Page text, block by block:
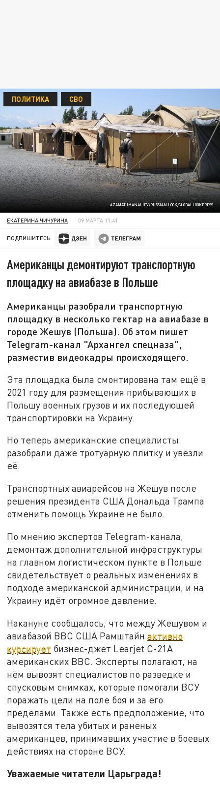
AZAMAT IMANALIEV/RUSSIAN LOOK/GLOBALLOOKPRESS
ПОЛИТИКА СВО
ЕКАТЕРИНА ЧИЧУРИНА 09 МАРТА 11:41
ПОДПИШИТЕСЬ:
Американцы демонтируют транспортную
площадку на авиабазе в Польше
Американцы разобрали транспортную
площадку в несколько гектар на авиабазе в
городе Жешув (Польша). Об этом пишет
Telegram-канал "Архангел спецназа",
разместив видеокадры происходящего.
Эта площадка была смонтирована там ещё в
2021 году для размещения прибывающих в
Польшу военных грузов и их последующей
транспортировки на Украину.
Но теперь американские специалисты
разобрали даже тротуарную плитку и увезли
её.
Транспортных авиарейсов на Жешув после
решения президента США Дональда Трампа
отменить помощь Украине не было.
По мнению экспертов Telegram-канала,
демонтаж дополнительной инфраструктуры
на главном логистическом пункте в Польше
свидетельствует о реальных изменениях в
подходе американской администрации, и на
Украину идёт огромное давление.
Накануне сообщалось, что между Жешувом и
авиабазой ВВС США Рамштайнактивно
курсирует бизнес-джет Learjet C-21A
американских ВВС. Эксперты полагают, на
нём вывозят специалистов по разведке и
спусковым снимках, которые помогали ВСУ
поражать цели на поле боя и за его
пределами. Также есть предположение, что
вывозятся тела убитых и раненых
американцев, принимавших участие в боевых
действиях на стороне ВСУ.
Уважаемые читатели Царьграда!